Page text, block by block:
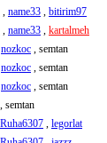
, name33 , bitirim97
, name33 , kartalmeh
nozkoc , semtan
nozkoc , semtan
nozkoc , semtan
, semtan
, legorlat